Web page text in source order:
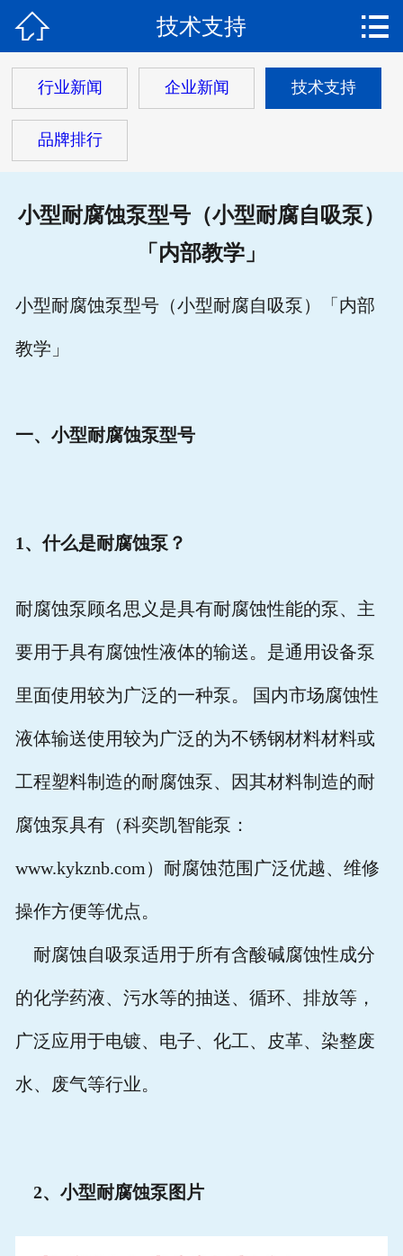
关于我们
产品中心
工程案例
客户服务
 技术支持 
行业新闻 企业新闻 技术支持
品牌排行
小型耐腐蚀泵型号（小型耐腐自吸泵）
「内部教学」
小型耐腐蚀泵型号（小型耐腐自吸泵）「内部
教学」
一、小型耐腐蚀泵型号
1 、什么是耐腐蚀泵？
耐腐蚀泵顾名思义是具有耐腐蚀性能的泵、主
要用于具有腐蚀性液体的输送。是通用设备泵
里面使用较为广泛的一种泵。 国内市场腐蚀性
液体输送使用较为广泛的为不锈钢材料材料或
工程塑料制造的耐腐蚀泵、因其材料制造的耐
腐蚀泵具有（科奕凯智能泵：
www.kykznb.com）耐腐蚀范围广泛优越、维修
操作方便等优点。
耐腐蚀自吸泵适用于所有含酸碱腐蚀性成分
的化学药液、污水等的抽送、循环、排放等，
广泛应用于电镀、电子、化工、皮革、染整废
水、废气等行业。
2、小型耐腐蚀泵图片